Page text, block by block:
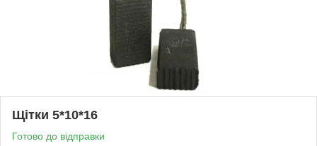
Щітки 5*10*16
Готово до відправки